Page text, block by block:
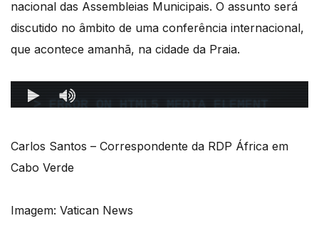
nacional das Assembleias Municipais. O assunto será
discutido no âmbito de uma conferência internacional,
que acontece amanhã, na cidade da Praia.
Carlos Santos – Correspondente da RDP África em
Cabo Verde
Imagem: Vatican News